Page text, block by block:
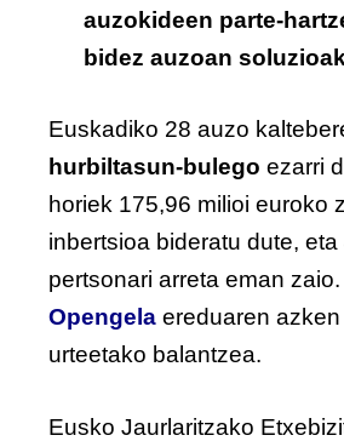
auzokideen parte-
bidez auzoan
Euskadiko 28 auzo
hurbiltasun-bulego ezarri
horiek 175,96 milioi euroko
inbertsioa bideratu dute, eta
pertsonari arreta eman
Opengela ereduaren azken
urteetako balantzea.
Eusko Jaurlaritzako